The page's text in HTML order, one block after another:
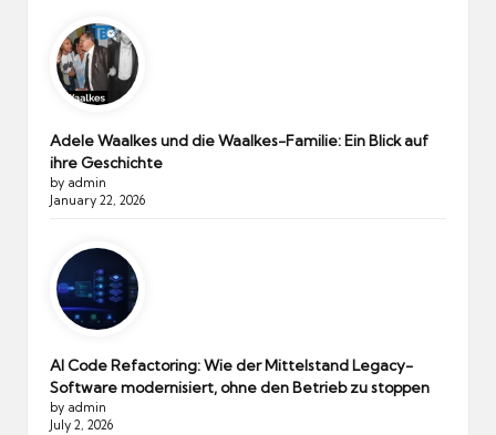
Adele Waalkes und die Waalkes-Familie: Ein Blick auf
ihre Geschichte
by admin
January 22, 2026
AI Code Refactoring: Wie der Mittelstand Legacy-
Software modernisiert, ohne den Betrieb zu stoppen
by admin
July 2, 2026